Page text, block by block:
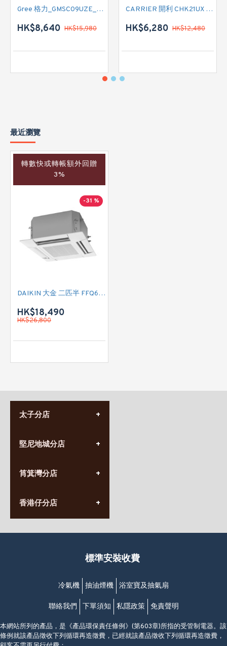
Gree 格力_GMSC09UZE_GMSC12UZE_GMSC18UZC_R32 掛牆變頻式1拖2分體冷氣機 (淨冷型)
HK$8,640 HK$15,980
CARRIER 開利 CHK21UX 二匹半 變頻淨冷窗口式冷氣機 (附遙控)
HK$6,280 HK$12,480
最近瀏覽
轉數快或轉帳額外回贈
3%
-31 %
DAIKIN 大金 二匹半 FFQ60BV1B9/RKS60FVMA 四面出風藏天花式淨冷變頻分體機 (無線遙控)
HK$18,490
HK$26,800
太子分店
營業時間:
九龍太子太子道西141號
堅尼地城分店
營業時間:
香港堅尼地城卑路乍街
(堅尼地城地鐵站B出口)
筲箕灣分店
營業時間:
(10:00am-20:30pm)
香港仔分店
營業時間:
香港香港仔成都道20-28號
(黃竹坑地鐵站轉4M專線小巴)
標準安裝收費
冷氣機 抽油煙機 浴室寶及抽氣扇
聯絡我們 下單須知 私隱政策 免責聲明
本網站所列的產品，是《產品環保責任條例》(第603章)所指的受管制電器。該
條例就該產品徵收下列循環再造徵費，已經就該產品徵收下列循環再造徵費，